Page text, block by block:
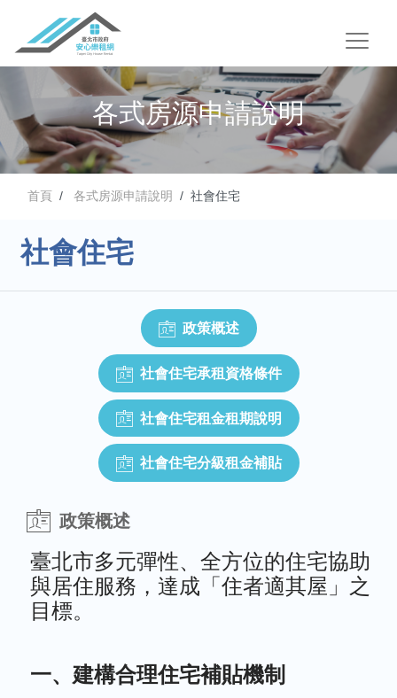
各式房源申請說明
首頁 各式房源申請說明 社會住宅
社會住宅
政策概述
社會住宅承租資格條件
社會住宅租金租期說明
社會住宅分級租金補貼
政策概述
臺北市多元彈性、全方位的住宅協助
與居住服務，達成「住者適其屋」之
目標。
一、建構合理住宅補貼機制